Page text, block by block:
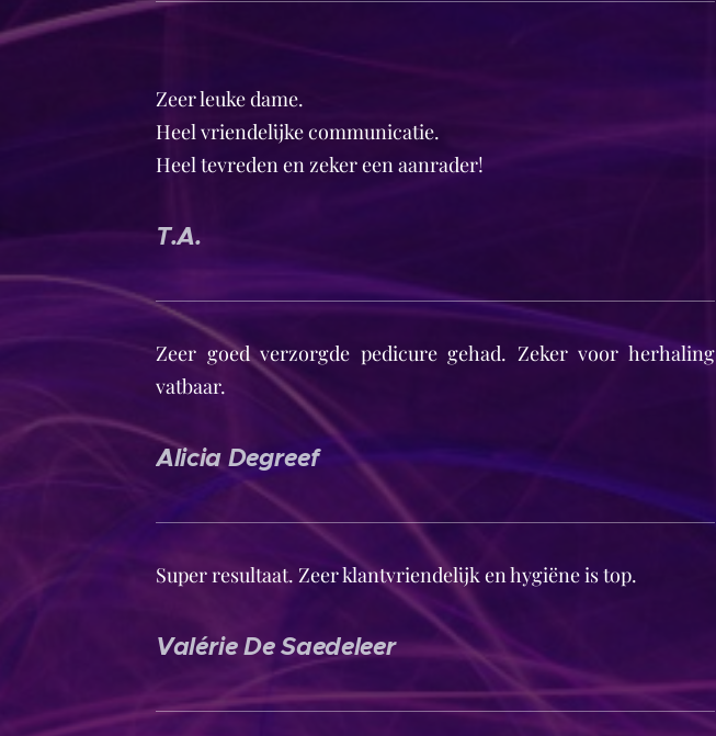
Zeer leuke dame.
Heel vriendelijke communicatie.
Heel tevreden en zeker een aanrader!
T.A.
Zeer goed verzorgde pedicure gehad. Zeker voor herhaling
vatbaar.
Alicia Degreef
Super resultaat. Zeer klantvriendelijk en hygiëne is top.
Valérie De Saedeleer